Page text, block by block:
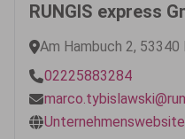
RUNGIS express
Am Hambuch 2, 53340
02225883284
Unternehmenswebsite